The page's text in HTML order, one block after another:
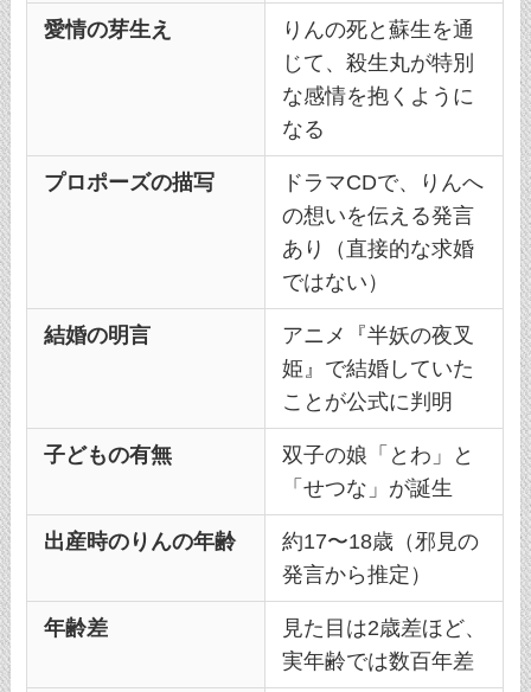
愛情の芽生え
りんの死と蘇生を通
じて、殺生丸が特別
な感情を抱くように
なる
プロポーズの描写
ドラマCDで、りんへ
の想いを伝える発言
あり（直接的な求婚
ではない）
結婚の明言
アニメ『半妖の夜叉
姫』で結婚していた
ことが公式に判明
子どもの有無
双子の娘「とわ」と
「せつな」が誕生
出産時のりんの年齢
約17〜18歳（邪見の
発言から推定）
年齢差
見た目は2歳差ほど、
実年齢では数百年差